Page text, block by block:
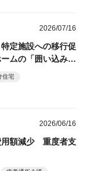
2026/07/16
定施設への移行促
ムの「囲い込み」
住宅
2026/06/16
用額減少 重度者支